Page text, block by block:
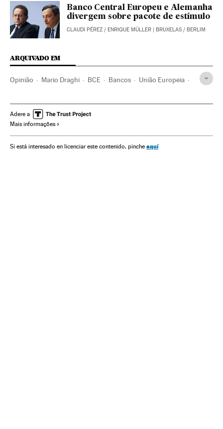
Banco Central Europeu e Alemanha
divergem sobre pacote de estímulo
CLAUDI PÉREZ / ENRIQUE MÜLLER | BRUXELAS / BERLIM
ARQUIVADO EM
Opinião Mario Draghi BCE Bancos União Europeia
Relações exteriores
Adere a
Mais informações
Si está interesado en licenciar este contenido, pinche aquí